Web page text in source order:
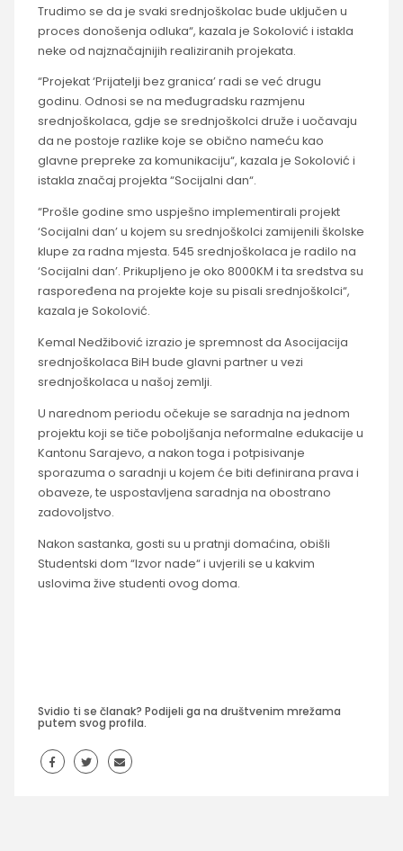
Trudimo se da je svaki srednjoškolac bude uključen u
proces donošenja odluka“, kazala je Sokolović i istakla
neke od najznačajnijih realiziranih projekata.
“Projekat ‘Prijatelji bez granica’ radi se već drugu
godinu. Odnosi se na međugradsku razmjenu
srednjoškolaca, gdje se srednjoškolci druže i uočavaju
da ne postoje razlike koje se obično nameću kao
glavne prepreke za komunikaciju“, kazala je Sokolović i
istakla značaj projekta “Socijalni dan“.
“Prošle godine smo uspješno implementirali projekt
‘Socijalni dan’ u kojem su srednjoškolci zamijenili školske
klupe za radna mjesta. 545 srednjoškolaca je radilo na
‘Socijalni dan’. Prikupljeno je oko 8000KM i ta sredstva su
raspoređena na projekte koje su pisali srednjoškolci“,
kazala je Sokolović.
Kemal Nedžibović izrazio je spremnost da Asocijacija
srednjoškolaca BiH bude glavni partner u vezi
srednjoškolaca u našoj zemlji.
U narednom periodu očekuje se saradnja na jednom
projektu koji se tiče poboljšanja neformalne edukacije u
Kantonu Sarajevo, a nakon toga i potpisivanje
sporazuma o saradnji u kojem će biti definirana prava i
obaveze, te uspostavljena saradnja na obostrano
zadovoljstvo.
Nakon sastanka, gosti su u pratnji domaćina, obišli
Studentski dom “Izvor nade“ i uvjerili se u kakvim
uslovima žive studenti ovog doma.
Svidio ti se članak? Podijeli ga na društvenim mrežama
putem svog profila.